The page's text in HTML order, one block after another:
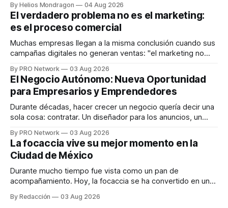
dispositivos inteligentes, inteligencia artificial y monitoreo
en tiempo real para ayudar a las personas a tomar mejores
decisiones sobre su salud metabólica. Su propuesta busca
responder
By Helios Mondragon 04 Aug 2026
El verdadero problema no es el marketing:
es el proceso comercial
Muchas empresas llegan a la misma conclusión cuando sus
campañas digitales no generan ventas: "el marketing no
INTERIUS, el problema suele estar en otro lugar. Durante
una entrevista para el podcast SER PRO, el especialista en
marketing digital explicó que
By PRO Network 03 Aug 2026
El Negocio Autónomo: Nueva Oportunidad
para Empresarios y Emprendedores
Durante décadas, hacer crecer un negocio quería decir una
sola cosa: contratar. Un diseñador para los anuncios, un
para los textos, alguien que supiera de publicidad digital
para encontrar prospectos, un vendedor para atender
llamadas y mensajes, y —con suerte— una persona
By PRO Network 03 Aug 2026
La focaccia vive su mejor momento en la
Ciudad de México
Durante mucho tiempo fue vista como un pan de
acompañamiento. Hoy, la focaccia se ha convertido en uno
artesanal, ingredientes de calidad y experiencias que
By Redacción 03 Aug 2026